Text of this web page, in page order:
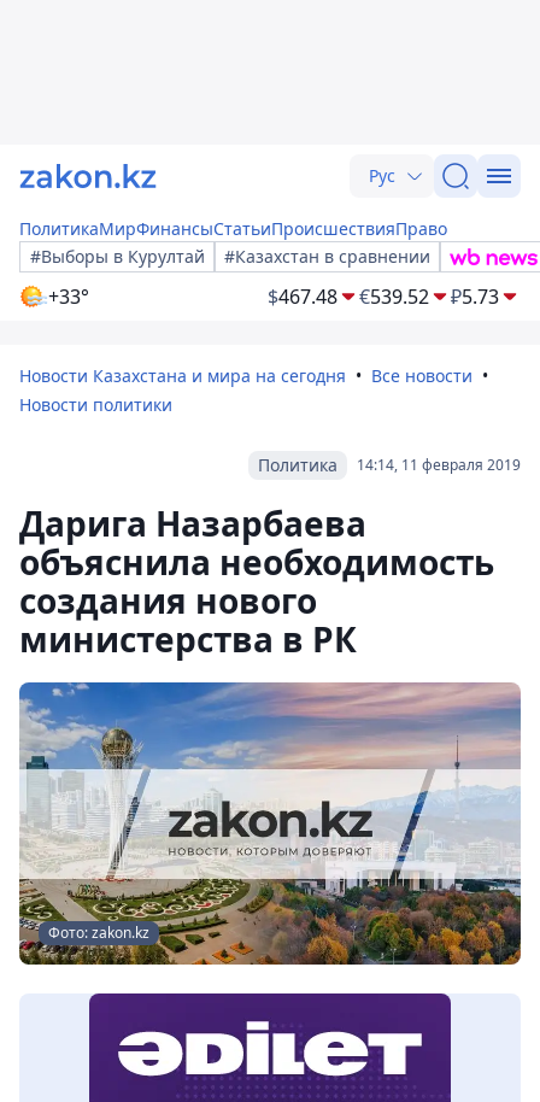
Рус
ПолитикаМирФинансыСтатьиПроисшествияПраво
#Выборы в Курултай
#Казахстан в сравнении
+33° $467.48 €539.52 ₽5.73
Новости Казахстана и мира на сегодня
Все новости
Новости политики
14:14, 11 февраля 2019
Политика
Дарига Назарбаева
объяснила необходимость
создания нового
министерства в РК
Фото: zakon.kz